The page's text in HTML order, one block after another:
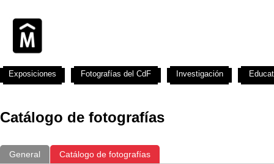
Catálogo de fotografías
General Catálogo de fotografías
Exposiciones Fotografías del CdF Investigación